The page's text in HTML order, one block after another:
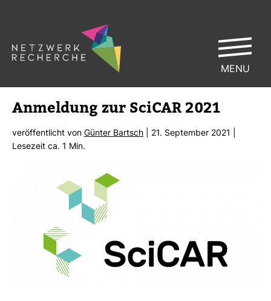
Anmel­dung zur SciCAR 2021
ver­öf­fent­licht von Günter Bartsch | 21. Sep­tember 2021 |
Lese­zeit ca. 1 Min.
MENU